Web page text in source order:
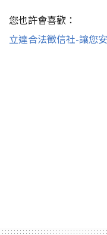
您也許會喜歡：
立達合法徵信社-讓您